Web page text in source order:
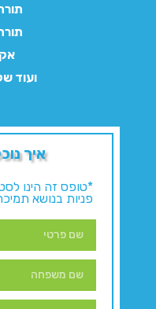
ועוד
איך
*טופס זה הינו
פניות בנושא